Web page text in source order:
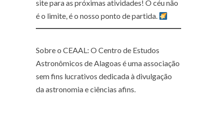
site para as próximas atividades! O céu não
é o limite, é o nosso ponto de partida.
Sobre o CEAAL: O Centro de Estudos
Astronômicos de Alagoas é uma associação
sem fins lucrativos dedicada à divulgação
da astronomia e ciências afins.